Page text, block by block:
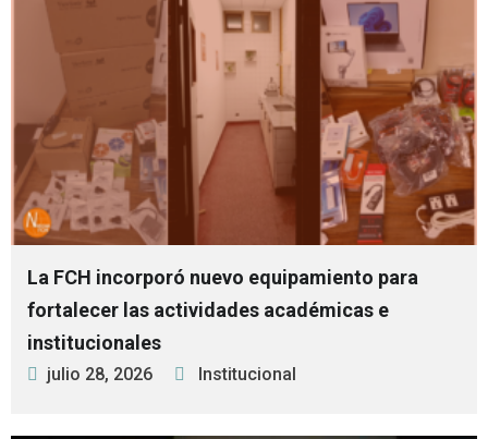
La FCH incorporó nuevo equipamiento para
fortalecer las actividades académicas e
institucionales
julio 28, 2026 Institucional